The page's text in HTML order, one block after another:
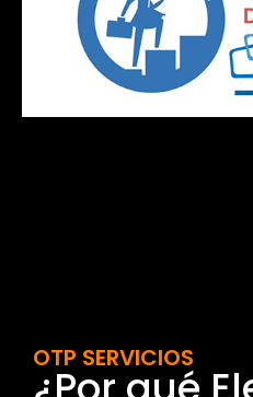
OTP SERVICIOS